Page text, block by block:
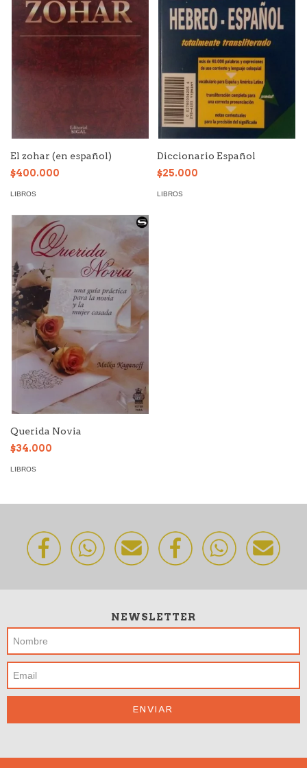
El zohar (en español)
$400.000
LIBROS
Diccionario Español
$25.000
LIBROS
Querida Novia
$34.000
LIBROS
NEWSLETTER